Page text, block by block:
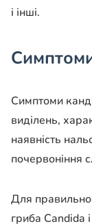
і інші.
Симптоми
виділень,
наявність
почервоніння
Для
гриба Candida